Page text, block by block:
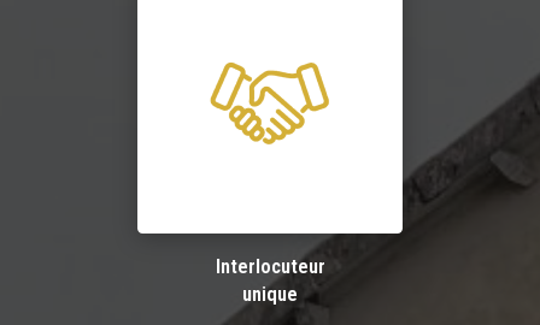
Interlocuteur
unique